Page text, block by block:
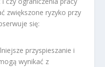
zwiększone ryzyko przy
się:
przyspieszanie i
wynikać z